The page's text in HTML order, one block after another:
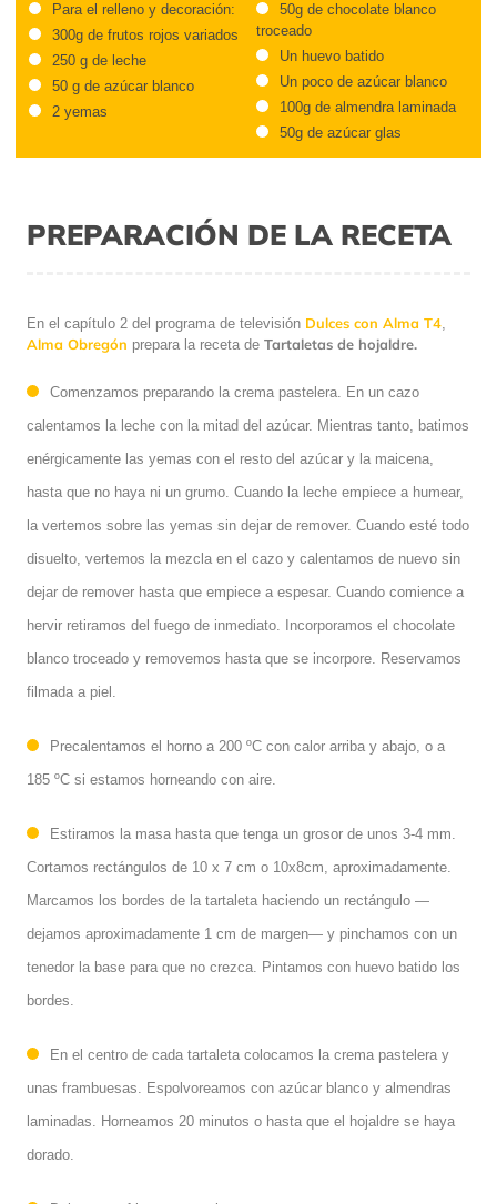
Para el relleno y decoración:
300g de frutos rojos variados
250 g de leche
50 g de azúcar blanco
2 yemas
50g de chocolate blanco
troceado
Un huevo batido
Un poco de azúcar blanco
100g de almendra laminada
50g de azúcar glas
PREPARACIÓN DE LA RECETA
En el capítulo 2 del programa de televisión Dulces con Alma T4,
Alma Obregón prepara la receta de Tartaletas de hojaldre.
Comenzamos preparando la crema pastelera. En un cazo
calentamos la leche con la mitad del azúcar. Mientras tanto, batimos
enérgicamente las yemas con el resto del azúcar y la maicena,
hasta que no haya ni un grumo. Cuando la leche empiece a humear,
la vertemos sobre las yemas sin dejar de remover. Cuando esté todo
disuelto, vertemos la mezcla en el cazo y calentamos de nuevo sin
dejar de remover hasta que empiece a espesar. Cuando comience a
hervir retiramos del fuego de inmediato. Incorporamos el chocolate
blanco troceado y removemos hasta que se incorpore. Reservamos
filmada a piel.
Precalentamos el horno a 200 ºC con calor arriba y abajo, o a
185 ºC si estamos horneando con aire.
Estiramos la masa hasta que tenga un grosor de unos 3-4 mm.
Cortamos rectángulos de 10 x 7 cm o 10x8cm, aproximadamente.
Marcamos los bordes de la tartaleta haciendo un rectángulo —
dejamos aproximadamente 1 cm de margen— y pinchamos con un
tenedor la base para que no crezca. Pintamos con huevo batido los
bordes.
En el centro de cada tartaleta colocamos la crema pastelera y
unas frambuesas. Espolvoreamos con azúcar blanco y almendras
laminadas. Horneamos 20 minutos o hasta que el hojaldre se haya
dorado.